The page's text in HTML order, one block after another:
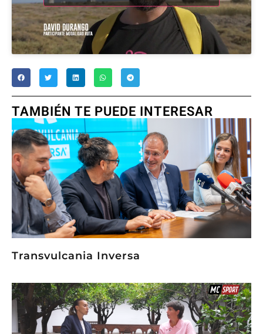
TAMBIÉN TE PUEDE INTERESAR
Transvulcania Inversa